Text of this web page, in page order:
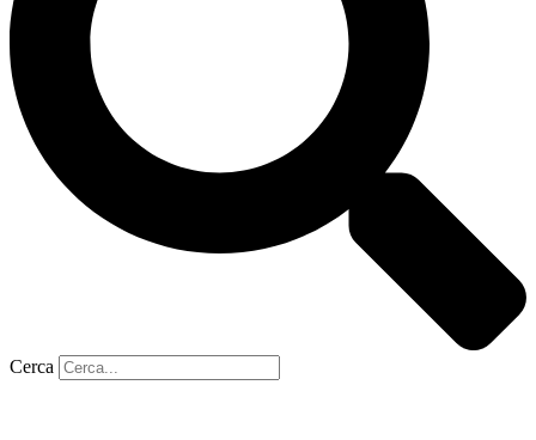
Cerca